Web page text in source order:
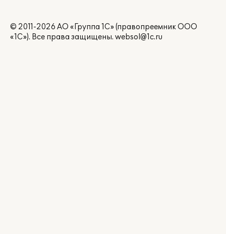
© 2011-2026 АО «Группа 1С» (правопреемник ООО
«1С»). Все права защищены. websol@1c.ru